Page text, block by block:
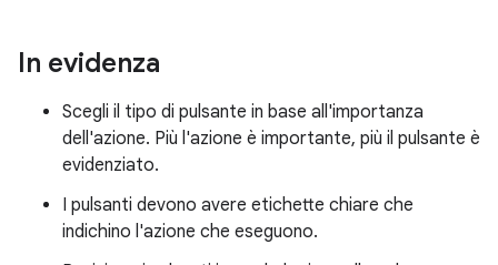
In evidenza
Scegli il tipo di pulsante in base all'importanza
dell'azione. Più l'azione è importante, più il pulsante è
evidenziato.
I pulsanti devono avere etichette chiare che
indichino l'azione che eseguono.